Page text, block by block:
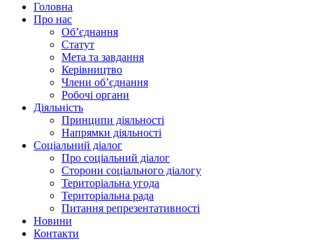
Головна
Про нас
Об’єднання
Статут
Мета та завдання
Керівництво
Члени об’єднання
Робочі органи
Діяльність
Принципи діяльності
Напрямки діяльності
Соціальний діалог
Про соціальний діалог
Сторони соціального діалогу
Територіальна угода
Територіальна рада
Питання репрезентативності
Новини
Контакти